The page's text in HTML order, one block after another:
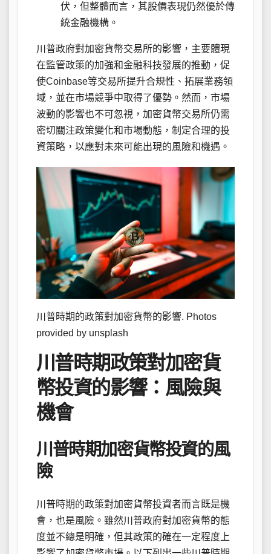
伏，但整體而言，其股價表現仍然優於傳
統金融機構。
川普政府對加密貨幣交易所的影響，主要體現
在監管政策的加強和金融科技發展的推動，促
使Coinbase等交易所提升合規性、拓展業務領
域，並在市場競爭中取得了優勢。然而，市場
波動的影響也不可忽視，加密貨幣交易所仍需
密切關注政策變化和市場動態，制定合理的投
資策略，以應對未來可能出現的風險和機遇。
川普時期的政策對加密貨幣的影響. Photos
provided by unsplash
川普時期政策對加密貨
幣投資的影響：風險與
機會
川普時期加密貨幣投資的風
險
川普時期的政策對加密貨幣投資者而言既是機
會，也是風險。雖然川普政府對加密貨幣的態
度並不總是明確，但其政策的確在一定程度上